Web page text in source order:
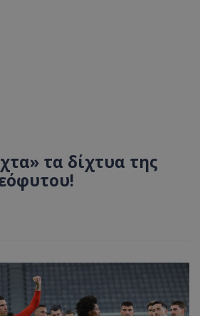
τα δίχτυα της